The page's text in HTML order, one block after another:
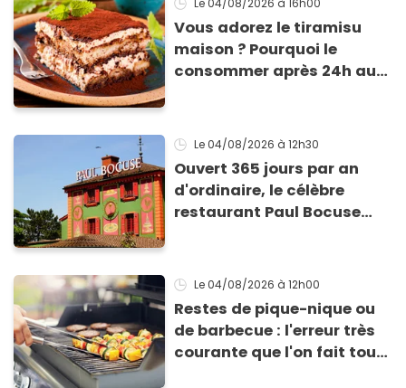
Le 04/08/2026 à 16h00
Vous adorez le tiramisu
maison ? Pourquoi le
consommer après 24h au
Le 04/08/2026 à 12h30
Ouvert 365 jours par an
d'ordinaire, le célèbre
restaurant Paul Bocuse
Le 04/08/2026 à 12h00
Restes de pique-nique ou
de barbecue : l'erreur très
courante que l'on fait tous